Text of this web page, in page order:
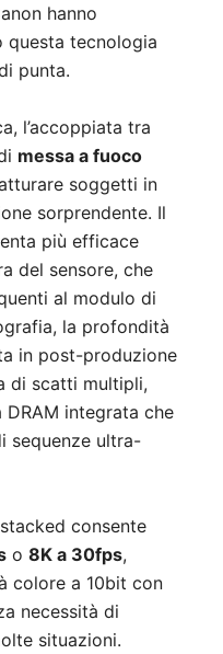
hanno
questa tecnologia
punta.
l’accoppiata tra
messa a fuoco
soggetti in
sorprendente. Il
più efficace
del sensore, che
al modulo di
la profondità
in post-produzione
di scatti multipli,
integrata che
sequenze ultra-
consente
o 8K a 30fps,
colore a 10bit con
necessità di
situazioni.